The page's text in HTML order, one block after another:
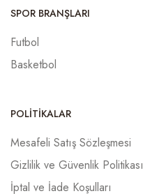
SPOR BRANŞLARI
Futbol
Basketbol
POLITIKALAR
Mesafeli Satış Sözleşmesi
Gizlilik ve Güvenlik Politikası
İptal ve İade Koşulları